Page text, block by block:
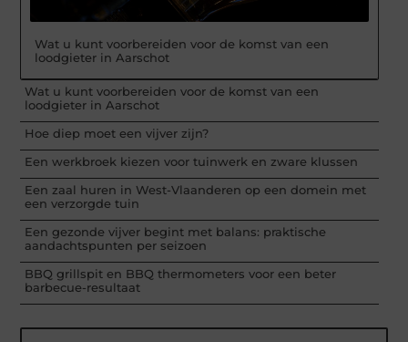
Wat u kunt voorbereiden voor de komst van een
loodgieter in Aarschot
Wat u kunt voorbereiden voor de komst van een
loodgieter in Aarschot
Hoe diep moet een vijver zijn?
Een werkbroek kiezen voor tuinwerk en zware klussen
Een zaal huren in West-Vlaanderen op een domein met
een verzorgde tuin
Een gezonde vijver begint met balans: praktische
aandachtspunten per seizoen
BBQ grillspit en BBQ thermometers voor een beter
barbecue-resultaat